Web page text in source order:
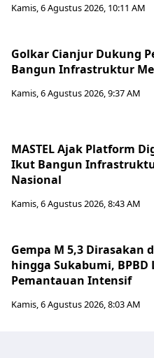
Kamis, 6 Agustus 2026, 10:11 AM
Golkar Cianjur Dukung
Bangun Infrastruktur
Kamis, 6 Agustus 2026, 9:37 AM
MASTEL Ajak Platform
Ikut Bangun
Nasional
Kamis, 6 Agustus 2026, 8:43 AM
Gempa M 5,3 Dirasakan
hingga Sukabumi, BPBD
Pemantauan Intensif
Kamis, 6 Agustus 2026, 8:03 AM